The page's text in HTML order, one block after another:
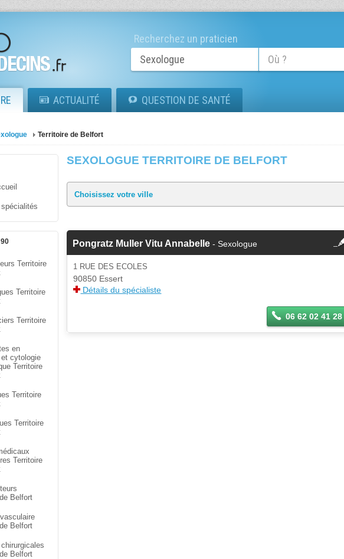
Recherchez un praticien
ACTUALITÉ QUESTION DE SANTÉ
Territoire de Belfort
Territoire
Territoire
Territoire
en
cytologie
Territoire
Territoire
Territoire
Territoire
Belfort
Belfort
Belfort
SEXOLOGUE TERRITOIRE DE BELFORT
Pongratz Muller Vitu Annabelle - Sexologue fermer
Cette fiche est la propriété
d'un membre.
jour ces informations sur votre
1 RUE DES ECOLES
90850 Essert
Détails du spécialiste
06 62 02 41 28